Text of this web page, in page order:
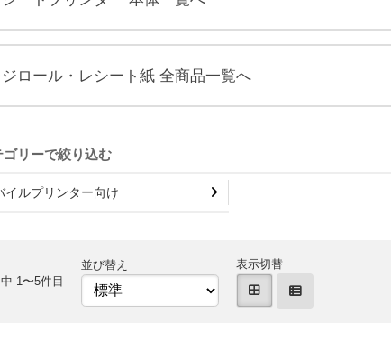
ロール・レシート紙 全商品一覧へ
イルプリンター向け
1〜5件目
並び替え 表示切替